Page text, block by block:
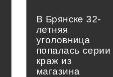
В Брянске 32-
летняя
уголовница
попалась серии
краж из
магазина